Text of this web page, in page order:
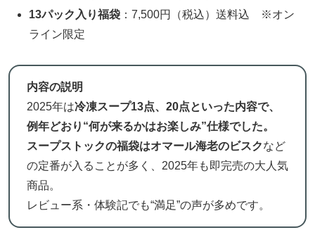
13パック入り福袋 ：7,500円（税込）送料込 ※オン
ライン限定
内容の説明
2025年は冷凍スープ13点、20点といった内容で、
例年どおり“何が来るかはお楽しみ”仕様でした。
スープストックの福袋はオマール海老のビスクなど
の定番が入ることが多く、2025年も即完売の大人気
商品。
レビュー系・体験記でも“満足”の声が多めです。